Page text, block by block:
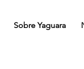
Sobre Yaguara